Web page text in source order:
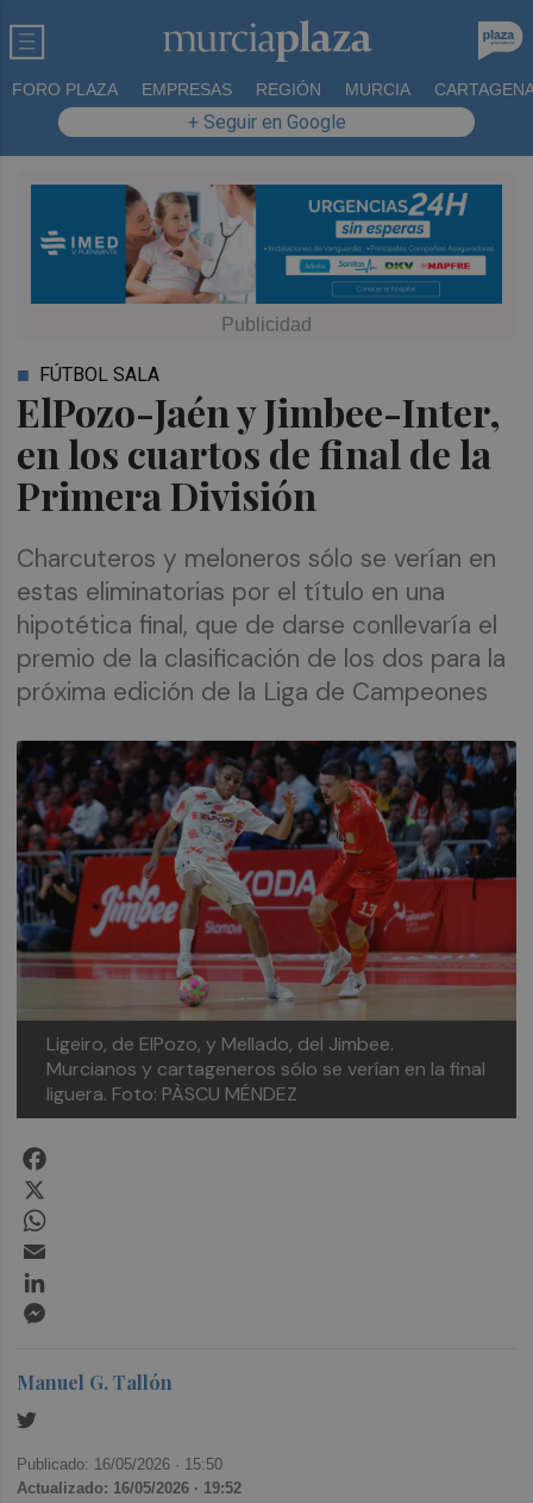
FORO PLAZA EMPRESAS REGIÓN MURCIA
+ Seguir en Google
ElPozo-Jaén y Jimbee-Inter,
en los cuartos de final de la
Primera División
FÚTBOL SALA
Charcuteros y meloneros sólo se verían en
estas eliminatorias por el título en una
hipotética final, que de darse conllevaría el
premio de la clasificación de los dos para la
próxima edición de la Liga de Campeones
Ligeiro, de ElPozo, y Mellado, del Jimbee.
Murcianos y cartageneros sólo se verían en la final
liguera. Foto: PÀSCU MÉNDEZ
Manuel G. Tallón
Publicado: 16/05/2026 · 15:50
Actualizado: 16/05/2026 · 19:52